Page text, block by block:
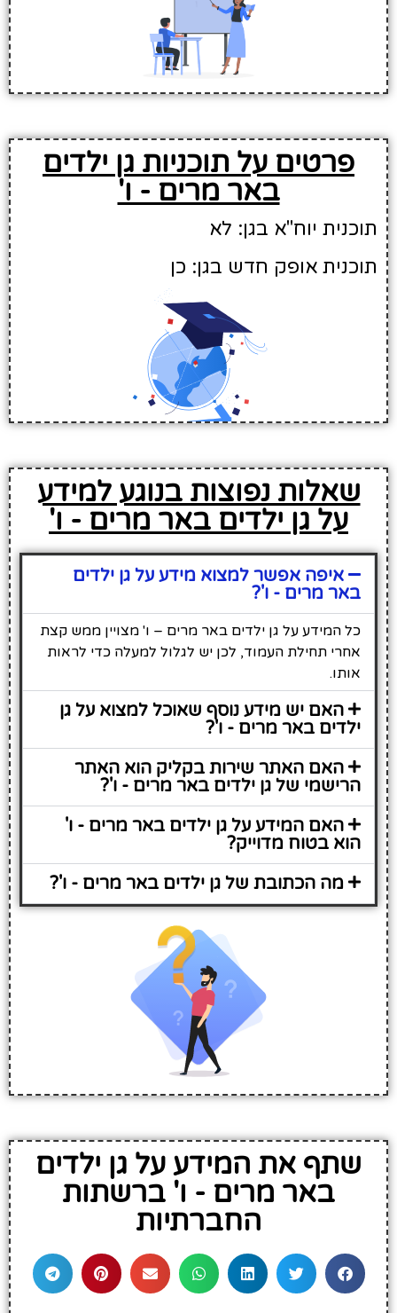
פרטים על תוכניות גן ילדים
באר מרים - ו'
תוכנית יוח"א בגן: לא
תוכנית אופק חדש בגן: כן
שאלות נפוצות בנוגע למידע
על גן ילדים באר מרים - ו'
איפה אפשר למצוא מידע על גן ילדים
באר מרים - ו'?
כל המידע על גן ילדים באר מרים – ו' מצויין ממש קצת
אחרי תחילת העמוד, לכן יש לגלול למעלה כדי לראות
אותו.
האם יש מידע נוסף שאוכל למצוא על גן
ילדים באר מרים - ו'?
האם האתר שירות בקליק הוא האתר
הרישמי של גן ילדים באר מרים - ו'?
האם המידע על גן ילדים באר מרים - ו'
הוא בטוח מדוייק?
מה הכתובת של גן ילדים באר מרים - ו'?
שתף את המידע על גן ילדים
באר מרים - ו' ברשתות
החברתיות